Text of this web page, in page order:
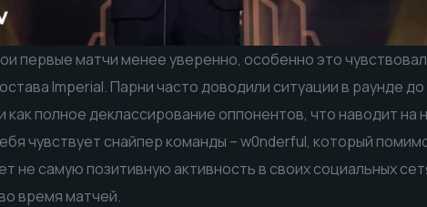
первые матчи менее уверенно, особенно это
Imperial. Парни часто доводили ситуации в раунде
как полное деклассирование оппонентов, что наводит на
чувствует снайпер команды – w0nderful, который
не самую позитивную активность в своих социальных
время матчей.